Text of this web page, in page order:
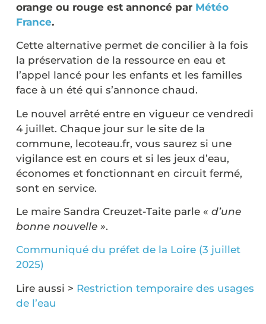
orange ou rouge est annoncé par Météo
France.
Cette alternative permet de concilier à la fois
la préservation de la ressource en eau et
l’appel lancé pour les enfants et les familles
face à un été qui s’annonce chaud.
Le nouvel arrêté entre en vigueur ce vendredi
4 juillet. Chaque jour sur le site de la
commune, lecoteau.fr, vous saurez si une
vigilance est en cours et si les jeux d’eau,
économes et fonctionnant en circuit fermé,
sont en service.
Le maire Sandra Creuzet-Taite parle « d’une
bonne nouvelle ».
Communiqué du préfet de la Loire (3 juillet
2025)
Lire aussi > Restriction temporaire des usages
de l’eau